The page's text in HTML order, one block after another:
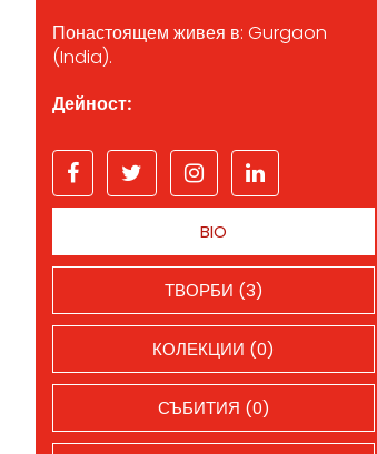
Понастоящем живея в: Gurgaon
(India).
Дейност:
BIO
ТВОРБИ (3)
КОЛЕКЦИИ (0)
СЪБИТИЯ (0)